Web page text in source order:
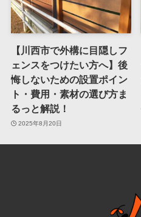
【川西市で外構に目隠しフ
ェンスをつけたい方へ】後
悔しないための設置ポイン
ト・費用・素材の選び方ま
るっと解説！
2025年8月20日